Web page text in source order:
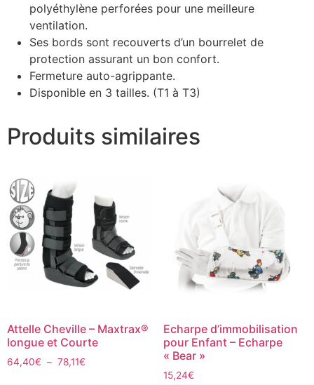
polyéthylène perforées pour une meilleure
ventilation.
Ses bords sont recouverts d’un bourrelet de
protection assurant un bon confort.
Fermeture auto-agrippante.
Disponible en 3 tailles. (T1 à T3)
Produits similaires
Attelle Cheville – Maxtrax®
longue et Courte
64,40€ – 78,11€
Echarpe d’immobilisation
pour Enfant – Echarpe
« Bear »
15,24€